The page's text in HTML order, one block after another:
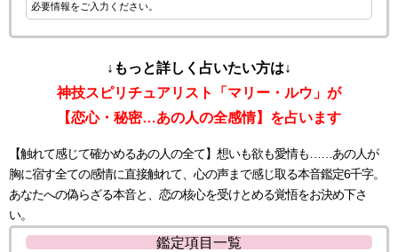
必要情報をご入力ください。
↓もっと詳しく占いたい方は↓
神技スピリチュアリスト「マリー・ルウ」が
【恋心・秘密…あの人の全感情】を占います
【触れて感じて確かめるあの人の全て】想いも欲も愛情も……あの人が
胸に宿す全ての感情に直接触れて、心の声まで感じ取る本音鑑定6千字。
あなたへの偽らざる本音と、恋の核心を受けとめる覚悟をお決め下さ
い。
鑑定項目一覧